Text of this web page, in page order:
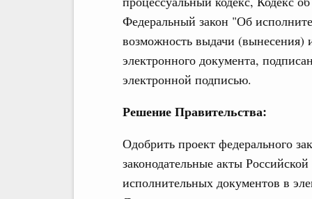
Федеральный закон "Об
возможность выдачи
электронного документа,
электронной подписью.
Решение Правительства:
Одобрить проект федерального
законодательные акты
исполнительных документов в